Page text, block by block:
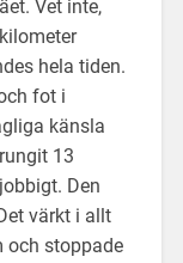
Vet inte,
hela tiden.
fot i
känsla
13
Den
värkt i allt
och stoppade